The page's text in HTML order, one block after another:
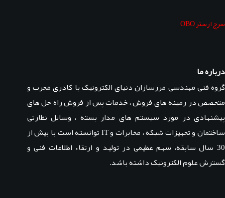
سرج ارستر OBO
درباره ما
گروه فنی مهندسی مرزسازان دنیای الکترونیک با کادری مجرب و
متخصص در زمینه های فروش ، خدمات پس از فروش راه حل های
پیشنهادی در مورد سیستم های مدار بسته ، وسایل نظارتی
ساختمان و تجهیزات شبکه ، مخابرات و IT توانسته است با بیش از
30 سال سابقه، سهم عظیمی در تولید و ارتقاء اطلاعات فنی و
گسترش علوم الکترونیک داشته باشد.